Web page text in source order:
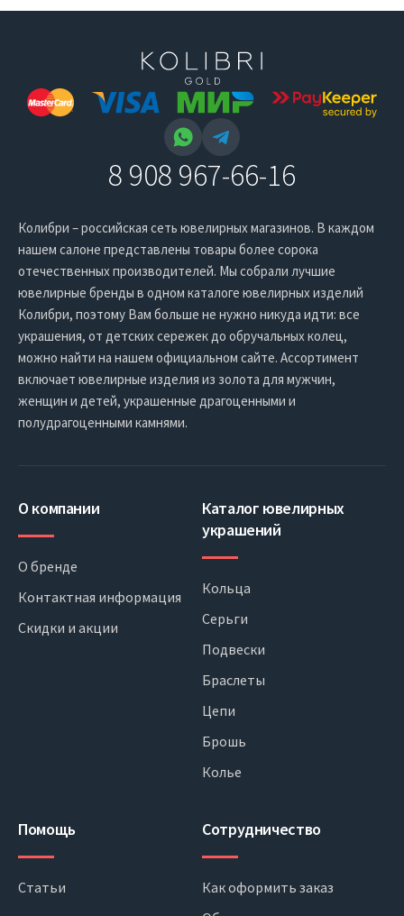
8 908 967-66-16
Колибри – российская сеть ювелирных магазинов. В каждом
нашем салоне представлены товары более сорока
отечественных производителей. Мы собрали лучшие
ювелирные бренды в одном каталоге ювелирных изделий
Колибри, поэтому Вам больше не нужно никуда идти: все
украшения, от детских сережек до обручальных колец,
можно найти на нашем официальном сайте. Ассортимент
включает ювелирные изделия из золота для мужчин,
женщин и детей, украшенные драгоценными и
полудрагоценными камнями.
О компании
О бренде
Контактная информация
Скидки и акции
Каталог ювелирных
украшений
Кольца
Серьги
Подвески
Браслеты
Цепи
Брошь
Колье
Помощь
Статьи
Сотрудничество
Как оформить заказ